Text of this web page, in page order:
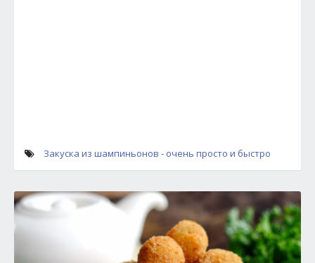
Закуска из шампиньонов - очень просто и быстро